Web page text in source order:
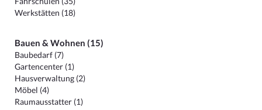
Werkstätten (18)
Bauen & Wohnen (15)
Baubedarf (7)
Gartencenter (1)
Hausverwaltung (2)
Möbel (4)
Raumausstatter (1)